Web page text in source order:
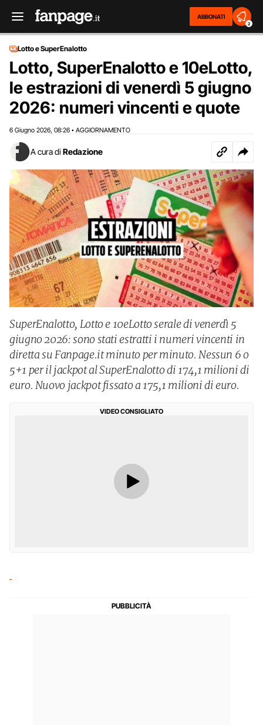
ABBONATI
2
Lotto e SuperEnalotto
Lotto, SuperEnalotto e 10eLotto,
le estrazioni di venerdì 5 giugno
2026: numeri vincenti e quote
6 Giugno 2026 08:26 • AGGIORNAMENTO
A cura di Redazione
SuperEnalotto, Lotto e 10eLotto serale di venerdì 5
giugno 2026: sono stati estratti i numeri vincenti in
diretta su Fanpage.it minuto per minuto. Nessun 6 o
5+1 per il jackpot al SuperEnalotto di 174,1 milioni di
euro. Nuovo jackpot fissato a 175,1 milioni di euro.
VIDEO CONSIGLIATO